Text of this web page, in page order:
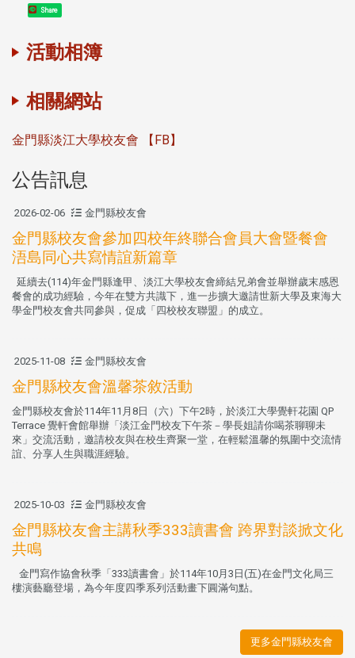
Share
活動相簿
相關網站
金門縣淡江大學校友會 【FB】
公告訊息
2026-02-06 金門縣校友會
金門縣校友會參加四校年終聯合會員大會暨餐會
浯島同心共寫情誼新篇章
延續去(114)年金門縣逢甲、淡江大學校友會締結兄弟會並舉辦歲末感恩
餐會的成功經驗，今年在雙方共識下，進一步擴大邀請世新大學及東海大
學金門校友會共同參與，促成「四校校友聯盟」的成立。
2025-11-08 金門縣校友會
金門縣校友會溫馨茶敘活動
金門縣校友會於114年11月8日（六）下午2時，於淡江大學覺軒花園 QP
Terrace 覺軒會館舉辦「淡江金門校友下午茶－學長姐請你喝茶聊聊未
來」交流活動，邀請校友與在校生齊聚一堂，在輕鬆溫馨的氛圍中交流情
誼、分享人生與職涯經驗。
2025-10-03 金門縣校友會
金門縣校友會主講秋季333讀書會 跨界對談掀文化
共鳴
金門寫作協會秋季「333讀書會」於114年10月3日(五)在金門文化局三
樓演藝廳登場，為今年度四季系列活動畫下圓滿句點。
更多金門縣校友會